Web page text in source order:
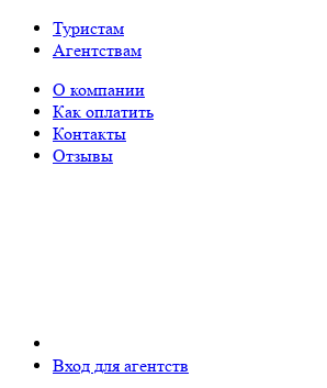
Туристам
Агентствам
О компании
Как оплатить
Контакты
Отзывы
Вход для агентств